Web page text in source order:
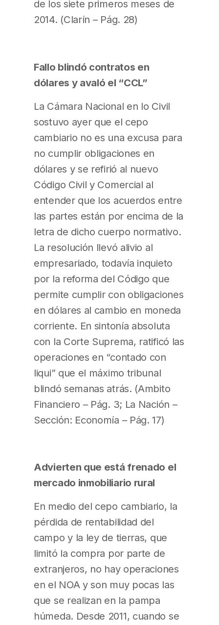
de los siete primeros meses de
2014. (Clarín – Pág. 28)
Fallo blindó contratos en
dólares y avaló el “CCL”
La Cámara Nacional en lo Civil
sostuvo ayer que el cepo
cambiario no es una excusa para
no cumplir obligaciones en
dólares y se refirió al nuevo
Código Civil y Comercial al
entender que los acuerdos entre
las partes están por encima de la
letra de dicho cuerpo normativo.
La resolución llevó alivio al
empresariado, todavía inquieto
por la reforma del Código que
permite cumplir con obligaciones
en dólares al cambio en moneda
corriente. En sintonía absoluta
con la Corte Suprema, ratificó las
operaciones en “contado con
liqui” que el máximo tribunal
blindó semanas atrás. (Ambito
Financiero – Pág. 3; La Nación –
Sección: Economía – Pág. 17)
Advierten que está frenado el
mercado inmobiliario rural
En medio del cepo cambiario, la
pérdida de rentabilidad del
campo y la ley de tierras, que
limitó la compra por parte de
extranjeros, no hay operaciones
en el NOA y son muy pocas las
que se realizan en la pampa
húmeda. Desde 2011, cuando se